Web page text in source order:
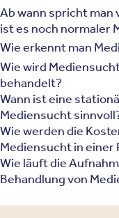
Ab wann spricht
ist es noch normaler
Wie erkennt man
Wie wird
behandelt?
Wann ist eine
Mediensucht
Wie werden die
Mediensucht in einer
Wie läuft die
Behandlung von